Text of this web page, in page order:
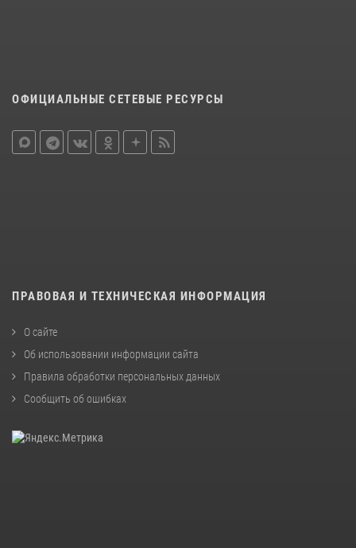
ОФИЦИАЛЬНЫЕ СЕТЕВЫЕ РЕСУРСЫ
ПРАВОВАЯ И ТЕХНИЧЕСКАЯ ИНФОРМАЦИЯ
О сайте
Об использовании информации сайта
Правила обработки персональных данных
Сообщить об ошибках